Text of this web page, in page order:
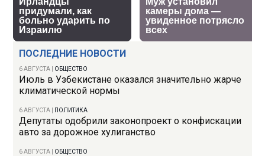
ПОСЛЕДНИЕ НОВОСТИ
6 АВГУСТА ОБЩЕСТВО
Июль в Узбекистане оказался значительно жарче
климатической нормы
6 АВГУСТА ПОЛИТИКА
Депутаты одобрили законопроект о конфискации
авто за дорожное хулиганство
6 АВГУСТА ОБЩЕСТВО